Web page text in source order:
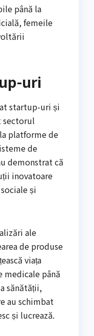
până la
femeile
uri
startup-uri și
sectorul
platforme de
de
demonstrat că
inovatoare
și
ale
de produse
viața
medicale până
sănătății,
au schimbat
și lucrează.